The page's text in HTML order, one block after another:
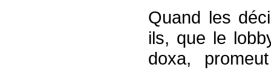
Quand les
ils, que le
doxa,